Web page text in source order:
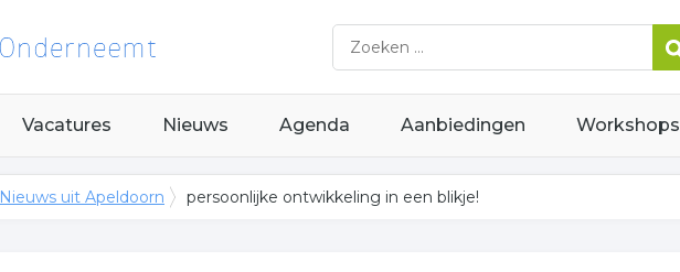
Vacatures Nieuws Agenda Aanbiedingen Workshops
Nieuws uit Apeldoorn persoonlijke ontwikkeling in een blikje!